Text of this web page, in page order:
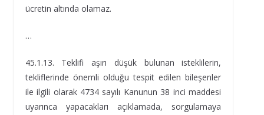
ücretin altında olamaz.
…
45.1.13. Teklifi aşırı düşük bulunan isteklilerin,
tekliflerinde önemli olduğu tespit edilen bileşenler
ile ilgili olarak 4734 sayılı Kanunun 38 inci maddesi
uyarınca yapacakları açıklamada, sorgulamaya